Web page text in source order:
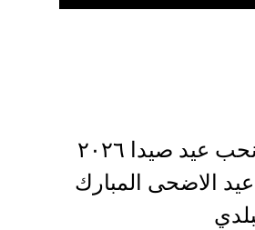
تواصل معنا الرئيسية
صيدا كما نحب عيد صيدا ٢٠٢٦
الاضحى المبارك